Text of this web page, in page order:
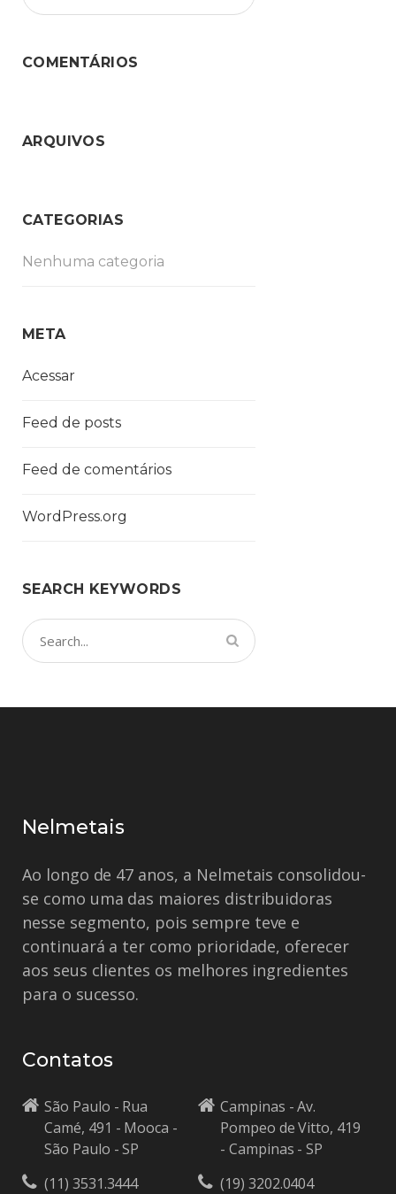
COMENTÁRIOS
ARQUIVOS
CATEGORIAS
Nenhuma categoria
META
Acessar
Feed de posts
Feed de comentários
WordPress.org
SEARCH KEYWORDS
Nelmetais
Ao longo de 47 anos, a Nelmetais consolidou-
se como uma das maiores distribuidoras
nesse segmento, pois sempre teve e
continuará a ter como prioridade, oferecer
aos seus clientes os melhores ingredientes
para o sucesso.
Contatos
São Paulo - Rua
Camé, 491 - Mooca -
São Paulo - SP
(11) 3531.3444
Campinas - Av.
Pompeo de Vitto, 419
- Campinas - SP
(19) 3202.0404